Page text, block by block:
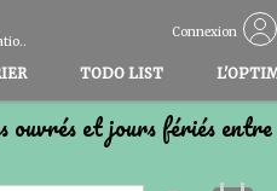
Connexion
TODO LIST
ouvrés et jours fériés entre